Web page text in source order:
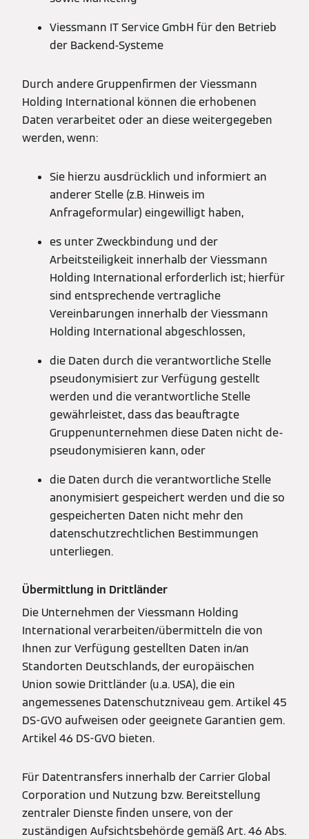
Viessmann IT Service GmbH für den Betrieb
der Backend-Systeme
Durch andere Gruppenfirmen der Viessmann
Holding International können die erhobenen
Daten verarbeitet oder an diese weitergegeben
werden, wenn:
Sie hierzu ausdrücklich und informiert an
anderer Stelle (z.B. Hinweis im
Anfrageformular) eingewilligt haben,
es unter Zweckbindung und der
Arbeitsteiligkeit innerhalb der Viessmann
Holding International erforderlich ist; hierfür
sind entsprechende vertragliche
Vereinbarungen innerhalb der Viessmann
Holding International abgeschlossen,
die Daten durch die verantwortliche Stelle
pseudonymisiert zur Verfügung gestellt
werden und die verantwortliche Stelle
gewährleistet, dass das beauftragte
Gruppenunternehmen diese Daten nicht de-
pseudonymisieren kann, oder
die Daten durch die verantwortliche Stelle
anonymisiert gespeichert werden und die so
gespeicherten Daten nicht mehr den
datenschutzrechtlichen Bestimmungen
unterliegen.
Übermittlung in Drittländer
Die Unternehmen der Viessmann Holding
International verarbeiten/übermitteln die von
Ihnen zur Verfügung gestellten Daten in/an
Standorten Deutschlands, der europäischen
Union sowie Drittländer (u.a. USA), die ein
angemessenes Datenschutzniveau gem. Artikel 45
DS-GVO aufweisen oder geeignete Garantien gem.
Artikel 46 DS-GVO bieten.
Für Datentransfers innerhalb der Carrier Global
Corporation und Nutzung bzw. Bereitstellung
zentraler Dienste finden unsere, von der
zuständigen Aufsichtsbehörde gemäß Art. 46 Abs.